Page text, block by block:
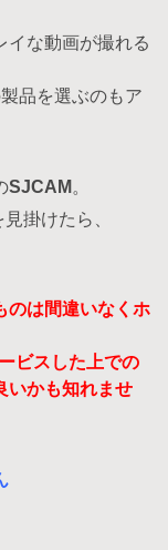
イな動画が撮れる
品を選ぶのもア
SJCAM 。
見掛けたら、
のは間違いなくホ
ビスした上での
いかも知れませ